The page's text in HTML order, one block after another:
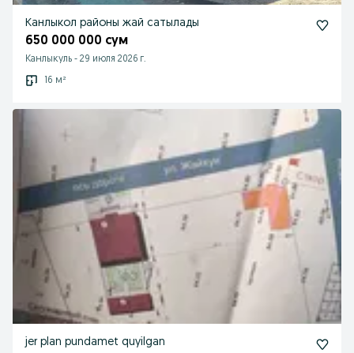
Канлыкол районы жай сатылады
650 000 000 сум
Канлыкуль - 29 июля 2026 г.
16 м²
jer plan pundamet quyilgan